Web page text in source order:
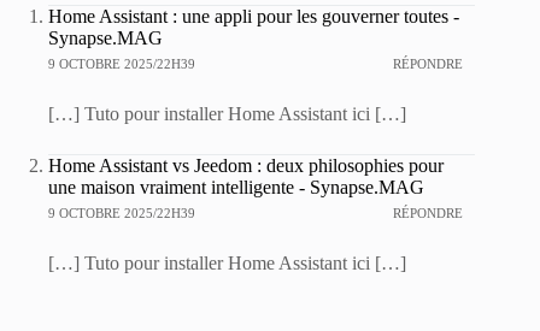
Home Assistant : une appli pour les gouverner toutes -
Synapse.MAG
9 OCTOBRE 2025/22H39 RÉPONDRE
[…] Tuto pour installer Home Assistant ici […]
Home Assistant vs Jeedom : deux philosophies pour
une maison vraiment intelligente - Synapse.MAG
9 OCTOBRE 2025/22H39 RÉPONDRE
[…] Tuto pour installer Home Assistant ici […]